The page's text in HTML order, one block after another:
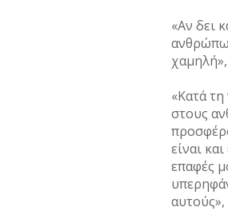
«Αν δει
«Κατά
στους
είναι
επαφές
αυτούς»,